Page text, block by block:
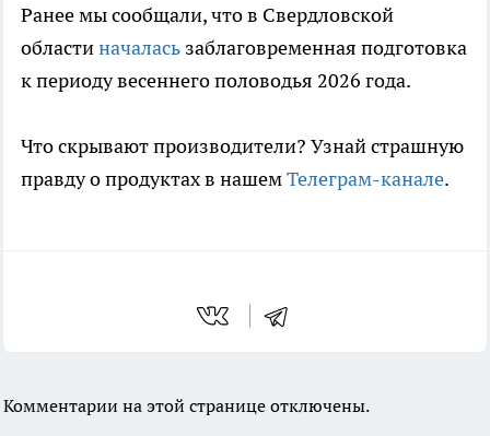
Ранее мы сообщали, что в Свердловской
областиначалась заблаговременная подготовка
к периоду весеннего половодья 2026 года.
Что скрывают производители? Узнай страшную
правду о продуктах в нашемТелеграм-канале.
Комментарии на этой странице отключены.